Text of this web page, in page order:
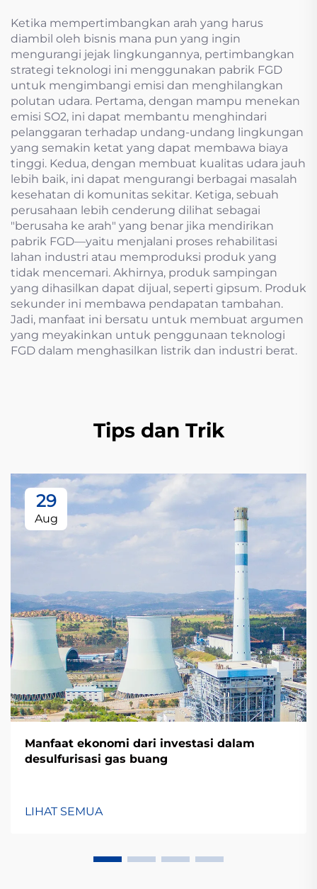
Ketika mempertimbangkan arah yang harus
diambil oleh bisnis mana pun yang ingin
mengurangi jejak lingkungannya, pertimbangkan
strategi teknologi ini menggunakan pabrik FGD
untuk mengimbangi emisi dan menghilangkan
polutan udara. Pertama, dengan mampu menekan
emisi SO2, ini dapat membantu menghindari
pelanggaran terhadap undang-undang lingkungan
yang semakin ketat yang dapat membawa biaya
tinggi. Kedua, dengan membuat kualitas udara jauh
lebih baik, ini dapat mengurangi berbagai masalah
kesehatan di komunitas sekitar. Ketiga, sebuah
perusahaan lebih cenderung dilihat sebagai
"berusaha ke arah" yang benar jika mendirikan
pabrik FGD—yaitu menjalani proses rehabilitasi
lahan industri atau memproduksi produk yang
tidak mencemari. Akhirnya, produk sampingan
yang dihasilkan dapat dijual, seperti gipsum. Produk
sekunder ini membawa pendapatan tambahan.
Jadi, manfaat ini bersatu untuk membuat argumen
yang meyakinkan untuk penggunaan teknologi
FGD dalam menghasilkan listrik dan industri berat.
Tips dan Trik
29
Aug
Manfaat ekonomi dari investasi dalam
desulfurisasi gas buang
LIHAT SEMUA